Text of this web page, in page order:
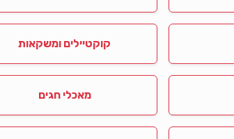
קוקטיילים ומשקאות
מאכלי חגים